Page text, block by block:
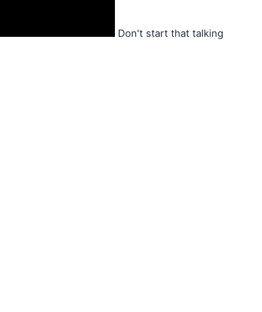
Don't start that talking